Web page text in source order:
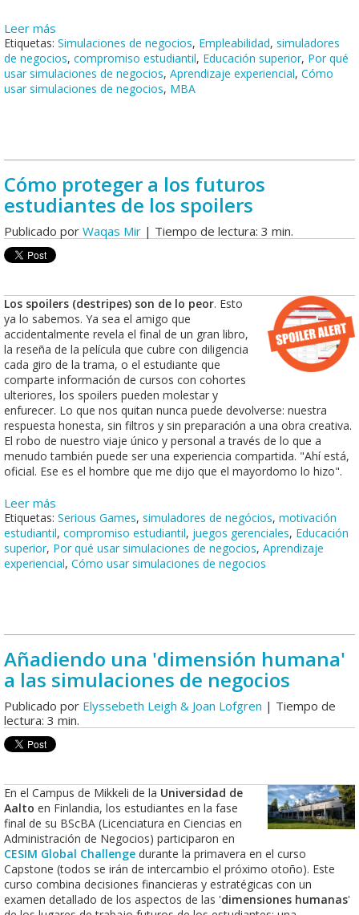
Leer más
Etiquetas: Simulaciones de negocios, Empleabilidad, simuladores
de negocios, compromiso estudiantil, Educación superior, Por qué
usar simulaciones de negocios, Aprendizaje experiencial, Cómo
usar simulaciones de negocios, MBA
Cómo proteger a los futuros
estudiantes de los spoilers
Publicado por Waqas Mir | Tiempo de lectura: 3 min.
Los spoilers (destripes) son de lo peor. Esto
ya lo sabemos. Ya sea el amigo que
accidentalmente revela el final de un gran libro,
la reseña de la película que cubre con diligencia
cada giro de la trama, o el estudiante que
comparte información de cursos con cohortes
ulteriores, los spoilers pueden molestar y
enfurecer. Lo que nos quitan nunca puede devolverse: nuestra
respuesta honesta, sin filtros y sin preparación a una obra creativa.
El robo de nuestro viaje único y personal a través de lo que a
menudo también puede ser una experiencia compartida. "Ahí está,
oficial. Ese es el hombre que me dijo que el mayordomo lo hizo".
Leer más
Etiquetas: Serious Games, simuladores de negócios, motivación
estudiantil, compromiso estudiantil, juegos gerenciales, Educación
superior, Por qué usar simulaciones de negocios, Aprendizaje
experiencial, Cómo usar simulaciones de negocios
Añadiendo una 'dimensión humana'
a las simulaciones de negocios
Publicado por Elyssebeth Leigh & Joan Lofgren | Tiempo de
lectura: 3 min.
En el Campus de Mikkeli de la Universidad de
Aalto en Finlandia, los estudiantes en la fase
final de su BScBA (Licenciatura en Ciencias en
Administración de Negocios) participaron en
CESIM Global Challenge durante la primavera en el curso
Capstone (todos se irán de intercambio el próximo otoño). Este
curso combina decisiones financieras y estratégicas con un
examen detallado de los aspectos de las 'dimensiones humanas'